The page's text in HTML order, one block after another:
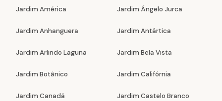
Jardim América Jardim Ângelo Jurca
Jardim Anhanguera Jardim Antártica
Jardim Arlindo Laguna Jardim Bela Vista
Jardim Botânico Jardim Califórnia
Jardim Canadá Jardim Castelo Branco